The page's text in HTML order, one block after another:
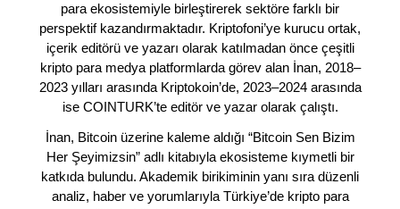
para ekosistemiyle birleştirerek sektöre farklı bir
perspektif kazandırmaktadır. Kriptofoni’ye kurucu ortak,
içerik editörü ve yazarı olarak katılmadan önce çeşitli
kripto para medya platformlarda görev alan İnan, 2018–
2023 yılları arasında Kriptokoin’de, 2023–2024 arasında
ise COINTURK’te editör ve yazar olarak çalıştı.
İnan, Bitcoin üzerine kaleme aldığı “Bitcoin Sen Bizim
Her Şeyimizsin” adlı kitabıyla ekosisteme kıymetli bir
katkıda bulundu. Akademik birikiminin yanı sıra düzenli
analiz, haber ve yorumlarıyla Türkiye’de kripto para